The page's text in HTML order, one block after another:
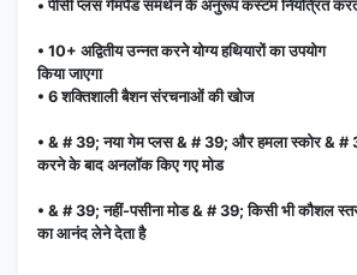
• पीसी प्लस गेमपैड समर्थन के अनुरूप कस्टम नियंत्रित
• 10+ अद्वितीय उन्नत करने योग्य हथियारों का उपयोग
किया जाएगा
• 6 शक्तिशाली बैशन संरचनाओं की खोज
• & # 39; नया गेम प्लस & # 39; और हमला स्कोर & #
करने के बाद अनलॉक किए गए मोड
• & # 39; नहीं-पसीना मोड & # 39; किसी भी कौशल
का आनंद लेने देता है